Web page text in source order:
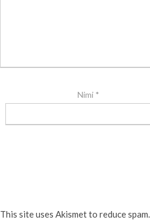
Nimi *
This site uses Akismet to reduce spam.